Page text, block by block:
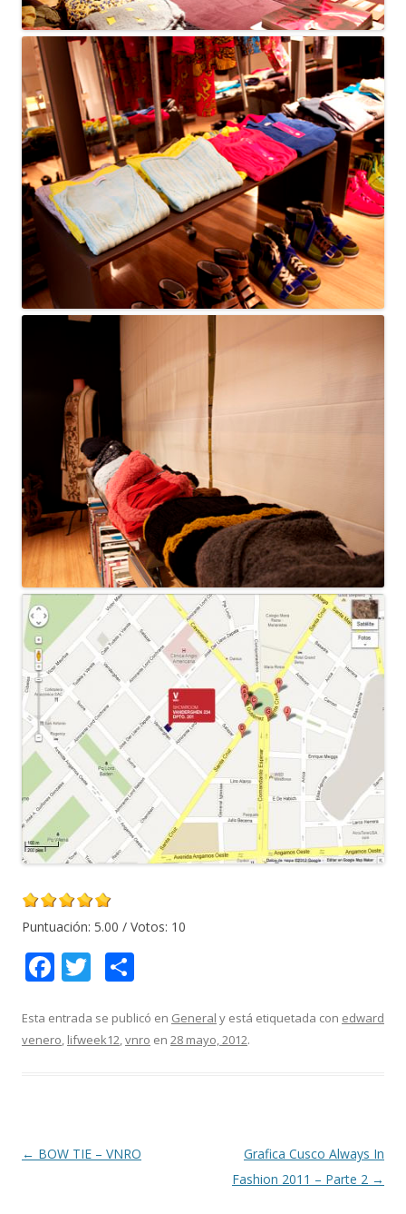
Puntuación: 5.00 / Votos: 10
F
e
b
k
T
itt
er
m
p
r
Esta entrada se publicó en General y está etiquetada con edward
venero, lifweek12,vnro en 28 mayo, 2012.
Navegación
← BOW TIE – VNRO
Grafica Cusco Always In
Fashion 2011 – Parte 2 →